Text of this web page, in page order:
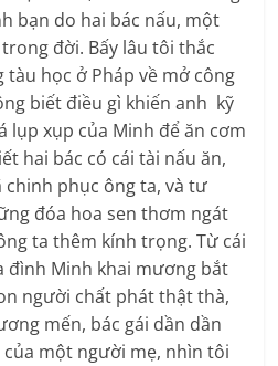
bạn do hai bác nấu, một
đời. Bấy lâu tôi thắc
tàu học ở Pháp về mở công
biết điều gì khiến anh kỹ
lụp xụp của Minh để ăn cơm
hai bác có cái tài nấu ăn,
phục ông ta, và tư
đóa hoa sen thơm ngát
ta thêm kính trọng. Từ cái
đình Minh khai mương bắt
người chất phát thật thà,
mến, bác gái dần dần
một người mẹ, nhìn tôi